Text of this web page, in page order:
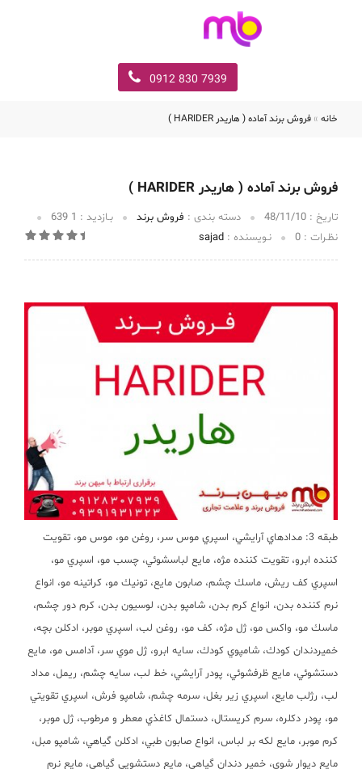
7939 830 0912
خانه » فروش برند آماده ( هاريدر HARIDER )
فروش برند آماده ( هاريدر HARIDER )
تاریخ :‌ 48/11/10 دسته بندی : فروش برند بـازدید : 1 639
نظـرات : 0 نـویسنده : sajad
طبقه 3: مدادهاي آرايشي، اسپري موس سر، روغن مو، موس مو، تقويت
كننده ابرو، تقويت كننده مژه، مايع لباسشوئي، چسب مو، اسپري مو،
اسپري كف ريش، ماسك چشم، صابون مايع، تونيك مو، كراتينه مو، انواع
نرم كننده بدن، انواع كرم بدن، شامپو بدن، لوسيون بدن، كرم دور چشم،
ماسك مو، واكس مو، ژل مژه، كف مو، روغن لب، اسپري موبر، ادكلن بچه،
خميردندان كودك، شامپوي كودك، سايه ابرو، ژل موي سر،آدامس مو، مايع
دستشوئي، مايع ظرفشوئي، پودر آرايشي، خط لب، سايه چشم، ريمل، مداد
لب، رژلب مايع، اسپري زير بغل، سرمه چشم، شامپو فرش، اسپري تقويتي
مو، پودر دكلره، سرم كريستال، دستمال كاغذي معطر و مرطوب، ژل موبر،
كرم موبر، مايع لكه بر لباس، انواع صابون طبي، ادكلن گياهي، شامپو مبل،
مايع ديوار شوي، خمير دندان گياهي، مايع دستشويي گياهي، مايع نرم